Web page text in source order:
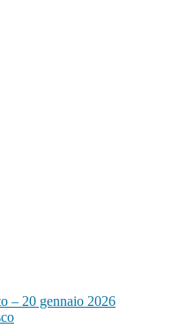
– 20 gennaio 2026